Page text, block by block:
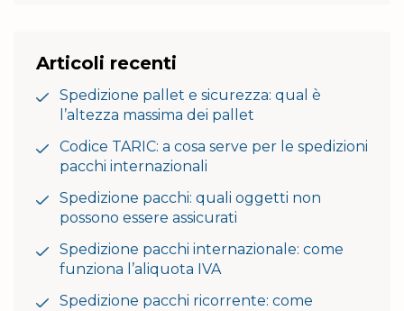
Articoli recenti
Spedizione pallet e sicurezza: qual è
l’altezza massima dei pallet
Codice TARIC: a cosa serve per le spedizioni
pacchi internazionali
Spedizione pacchi: quali oggetti non
possono essere assicurati
Spedizione pacchi internazionale: come
funziona l’aliquota IVA
Spedizione pacchi ricorrente: come